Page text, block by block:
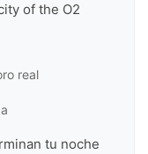
of the O2
real
tu noche